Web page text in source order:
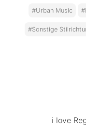
#Urban Music
#Sonstige
i love